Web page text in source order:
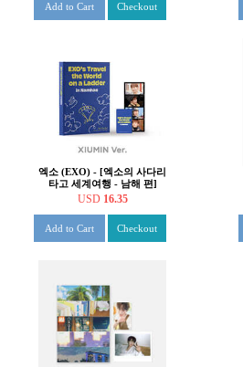
Add to Cart Checkout
엑소 (EXO) - [엑소의 사다리
타고 세계여행 - 남해 편]
PHOTO STORY BOOK
USD 16.35
Add to Cart Checkout